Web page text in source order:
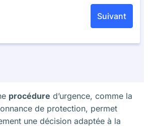
procédure d’urgence, comme la
de protection, permet
une décision adaptée à la